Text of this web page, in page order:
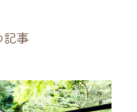
記事